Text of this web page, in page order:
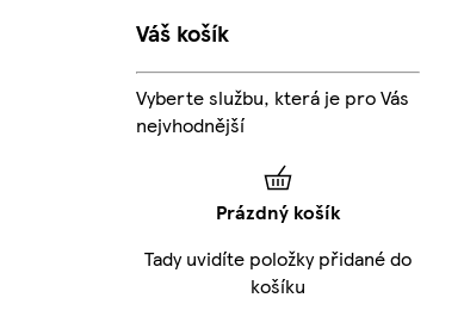
Váš košík
Vyberte službu, která je pro Vás
nejvhodnější
Prázdný košík
Tady uvidíte položky přidané do
košíku